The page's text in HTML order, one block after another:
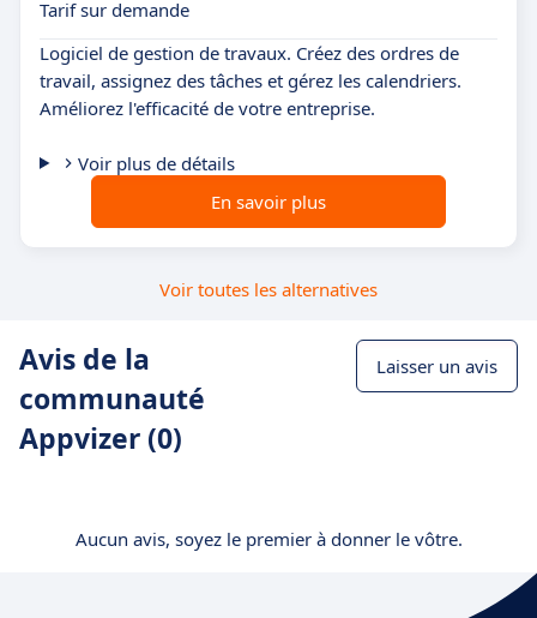
Tarif sur demande
Logiciel de gestion de travaux. Créez des ordres de
travail, assignez des tâches et gérez les calendriers.
Améliorez l'efficacité de votre entreprise.
Voir plus de détails
En savoir plus
Voir toutes les alternatives
Avis de la
communauté
Appvizer (0)
Laisser un avis
Aucun avis, soyez le premier à donner le vôtre.